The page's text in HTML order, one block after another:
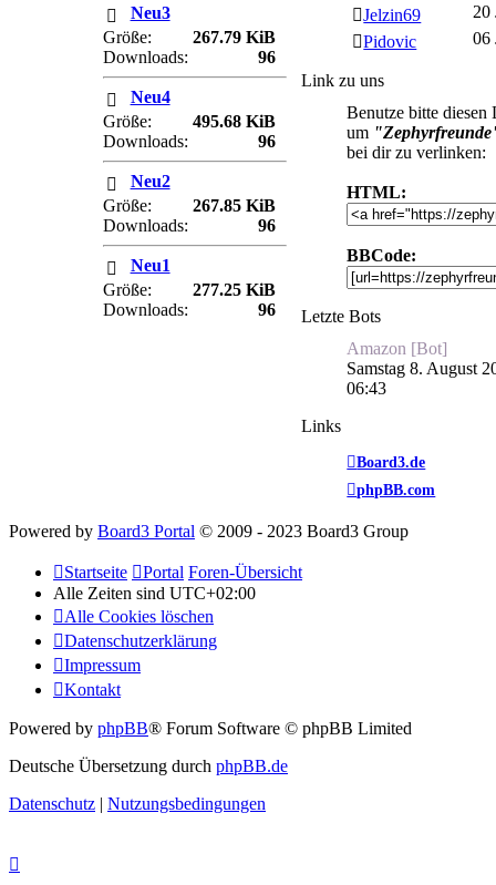
Neu3
Größe:
267.79 KiB
Downloads:
96
Neu4
Größe:
495.68 KiB
Downloads:
96
Neu2
Größe:
267.85 KiB
Downloads:
96
Neu1
Größe:
277.25 KiB
Downloads:
96
Jelzin69
20
Pidovic
06
Link zu uns
Benutze bitte diesen
um
bei dir zu verlinken:
HTML:
BBCode:
Letzte Bots
Amazon [Bot]
Samstag 8. August
06:43
Links
Board3.de
phpBB.com
Powered by Board3 Portal © 2009 - 2023 Board3 Group
Startseite Portal Foren-Übersicht
Alle Zeiten sind UTC+02:00
Alle Cookies löschen
Datenschutzerklärung
Impressum
Kontakt
Powered by phpBB® Forum Software © phpBB Limited
Deutsche Übersetzung durch phpBB.de
Datenschutz | Nutzungsbedingungen